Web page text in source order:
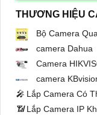
THƯƠNG HIỆU
Bộ Camera
camera Dahua
Camera
camera
️🎤️ Lắp Camera Có
📶Lắp Camera IP